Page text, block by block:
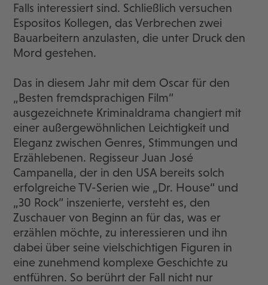
Falls interessiert sind. Schließlich versuchen
Espositos Kollegen, das Verbrechen zwei
Bauarbeitern anzulasten, die unter Druck den
Mord gestehen.
Das in diesem Jahr mit dem Oscar für den
„Besten fremdsprachigen Film“
ausgezeichnete Kriminaldrama changiert mit
einer außergewöhnlichen Leichtigkeit und
Eleganz zwischen Genres, Stimmungen und
Erzählebenen. Regisseur Juan José
Campanella, der in den USA bereits solch
erfolgreiche TV-Serien wie „Dr. House“ und
„30 Rock“ inszenierte, versteht es, den
Zuschauer von Beginn an für das, was er
erzählen möchte, zu interessieren und ihn
dabei über seine vielschichtigen Figuren in
eine zunehmend komplexe Geschichte zu
entführen. So berührt der Fall nicht nur